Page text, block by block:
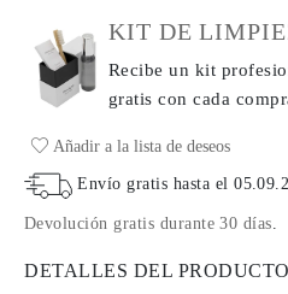
KIT DE
Recibe un kit
gratis con cada
Añadir a la lista de deseos
Envío gratis hasta el
Devolución gratis durante 30 días.
DETALLES DEL PRODUCTO